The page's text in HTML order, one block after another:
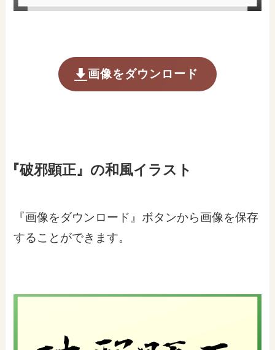
画像をダウンロード
『破邪顕正』の和風イラスト
『画像をダウンロード』ボタンから画像を保存
することができます。